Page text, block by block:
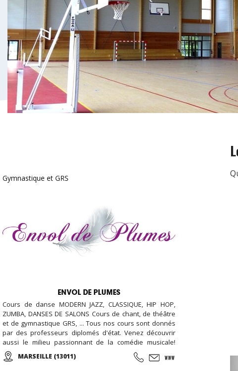
Gymnastique et GRS
ENVOL DE PLUMES
Cours de danse MODERN JAZZ, CLASSIQUE, HIP HOP,
ZUMBA, DANSES DE SALONS Cours de chant, de théâtre
et de gymnastique GRS, ... Tous nos cours sont donnés
par des professeurs diplomés d'état. Venez découvrir
aussi le milieu passionnant de la comédie musicale!
Enfants, Ados et Adultes. Stages vacances,
Anniversaires, ... Cours d'essai offert !
MARSEILLE (13011)